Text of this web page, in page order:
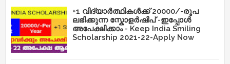
+1 വിദ്യാർത്ഥികൾക്ക് 20000/-രൂപ
ലഭിക്കുന്ന സ്കോളർഷിപ് -ഇപ്പോൾ
അപേക്ഷിക്കാം - Keep India Smiling
Scholarship 2021-22-Apply Now